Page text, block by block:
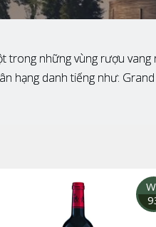
trong những vùng rượu
hạng danh tiếng như: